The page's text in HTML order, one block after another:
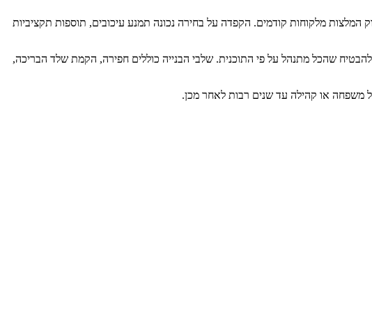
המלצות מלקוחות קודמים. הקפדה על בחירה נכונה תמנע עיכובים, תוספות תקציביות
שהכל מתנהל על פי התוכנית. שלבי הבנייה כוללים חפירה, הקמת שלד הבריכה,
משפחה או קהילה עד שנים רבות לאחר מכן.